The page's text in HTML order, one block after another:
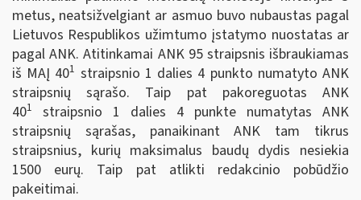
metus, neatsižvelgiant ar asmuo buvo nubaustas pagal
Lietuvos Respublikos užimtumo įstatymo nuostatas ar
pagal ANK. Atitinkamai ANK 95 straipsnis išbraukiamas
iš MAĮ 401 straipsnio 1 dalies 4 punkto numatyto ANK
straipsnių sąrašo. Taip pat pakoreguotas ANK
401
straipsnio 1 dalies 4 punkte numatytas ANK
straipsnių sąrašas, panaikinant ANK tam tikrus
straipsnius, kurių maksimalus baudų dydis nesiekia
1500 eurų. Taip pat atlikti redakcinio pobūdžio
pakeitimai.